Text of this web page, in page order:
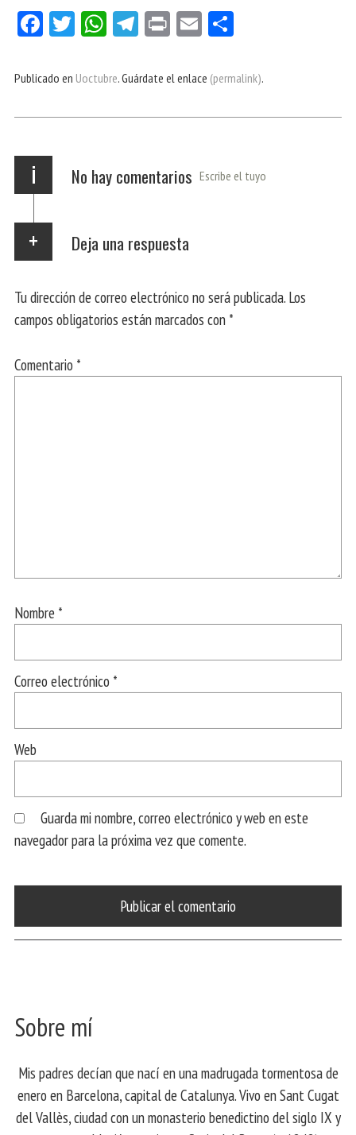
Fa
bo
Tw
er
W
ts
p
Te
gr
m
Pri E
ail pa
r
Publicado en Uoctubre. Guárdate el enlace (permalink).
i No hay comentarios Escribe el tuyo
Deja una respuesta
Tu dirección de correo electrónico no será publicada. Los
campos obligatorios están marcados con *
Comentario *
Nombre *
Correo electrónico *
Web
Guarda mi nombre, correo electrónico y web en este
navegador para la próxima vez que comente.
Sobre mí
Mis padres decían que nací en una madrugada tormentosa de
enero en Barcelona, ​​capital de Catalunya. Vivo en Sant Cugat
del Vallès, ciudad con un monasterio benedictino del siglo IX y